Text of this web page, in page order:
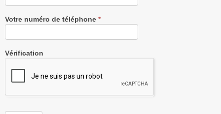
Votre numéro de téléphone *
Vérification